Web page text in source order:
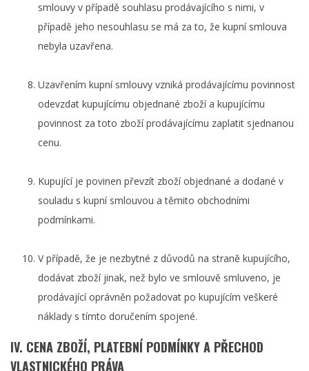
smlouvy v případě souhlasu prodávajícího s nimi, v
případě jeho nesouhlasu se má za to, že kupní smlouva
nebyla uzavřena.
Uzavřením kupní smlouvy vzniká prodávajícímu povinnost
odevzdat kupujícímu objednané zboží a kupujícímu
povinnost za toto zboží prodávajícímu zaplatit sjednanou
cenu.
Kupující je povinen převzít zboží objednané a dodané v
souladu s kupní smlouvou a těmito obchodními
podmínkami.
V případě, že je nezbytné z důvodů na straně kupujícího,
dodávat zboží jinak, než bylo ve smlouvě smluveno, je
prodávající oprávněn požadovat po kupujícím veškeré
náklady s tímto doručením spojené.
IV. CENA ZBOŽÍ, PLATEBNÍ PODMÍNKY A PŘECHOD
VLASTNICKÉHO PRÁVA